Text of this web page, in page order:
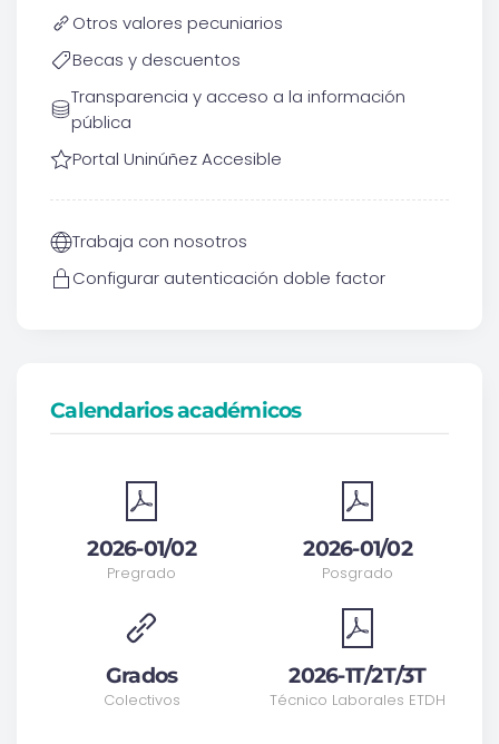
Otros valores pecuniarios
Becas y descuentos
Transparencia y acceso a la información
pública
Portal Uninúñez Accesible
Trabaja con nosotros
Configurar autenticación doble factor
Calendarios académicos
2026-01/02
Pregrado
Grados
Colectivos
2026-01/02
Posgrado
2026-1T/2T/3T
Técnico Laborales ETDH